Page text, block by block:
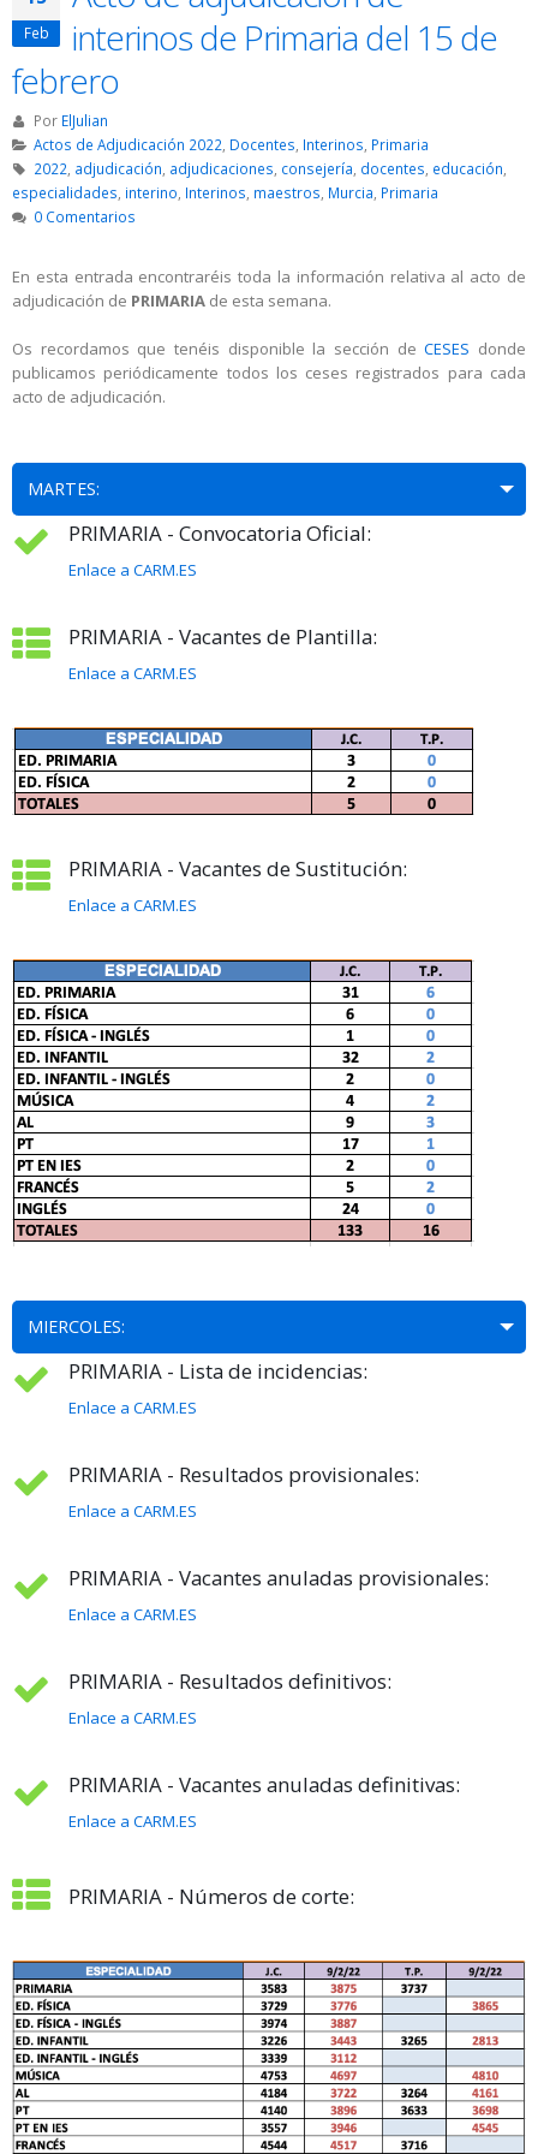
Feb
interinos de Primaria del 15 de
febrero
Por ElJulian
Actos de Adjudicación 2022 Docentes Interinos Primaria
2022, adjudicación, adjudicaciones, consejería, docentes, educación,
especialidades, interino, Interinos, maestros, Murcia, Primaria
0 Comentarios
En esta entrada encontraréis toda la información relativa al acto de
adjudicación de PRIMARIA de esta semana.
Os recordamos que tenéis disponible la sección deCESES donde
publicamos periódicamente todos los ceses registrados para cada
acto de adjudicación.
MARTES:
PRIMARIA - Convocatoria Oficial:
Enlace a CARM.ES
PRIMARIA - Vacantes de Plantilla:
Enlace a CARM.ES
PRIMARIA - Vacantes de Sustitución:
Enlace a CARM.ES
MIERCOLES:
PRIMARIA - Lista de incidencias:
Enlace a CARM.ES
PRIMARIA - Resultados provisionales:
Enlace a CARM.ES
PRIMARIA - Vacantes anuladas provisionales:
Enlace a CARM.ES
PRIMARIA - Resultados definitivos:
Enlace a CARM.ES
PRIMARIA - Vacantes anuladas definitivas:
Enlace a CARM.ES
PRIMARIA - Números de corte: